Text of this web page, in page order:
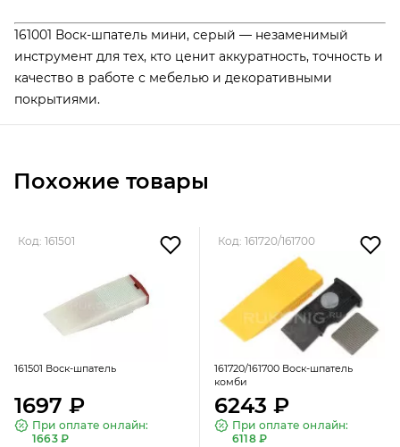
161001 Воск-шпатель мини, серый — незаменимый
инструмент для тех, кто ценит аккуратность, точность и
качество в работе с мебелью и декоративными
покрытиями.
Похожие товары
Код: 161501
161501 Воск-шпатель
1697 ₽
При оплате онлайн:
1663 ₽
Код: 161720/161700
161720/161700 Воск-шпатель
комби
6243 ₽
При оплате онлайн:
6118 ₽